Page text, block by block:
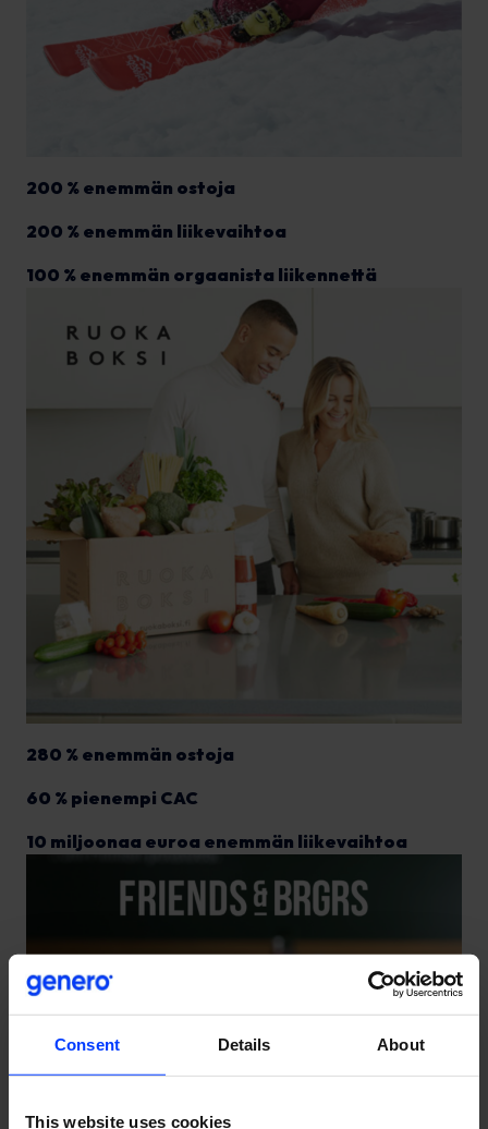
Consent Details About
This website uses cookies
200 % enemmän ostoja
200 % enemmän liikevaihtoa
100 % enemmän orgaanista liikennettä
280 % enemmän ostoja
60 % pienempi CAC
10 miljoonaa euroa enemmän liikevaihtoa